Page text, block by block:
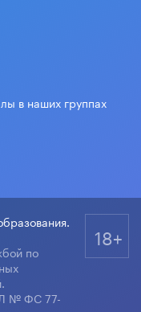
в наших группах
по
№ ФС 77-
18+